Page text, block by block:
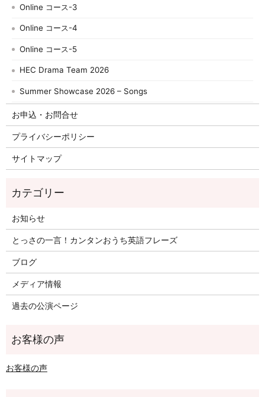
Online コース-3
Online コース-4
Online コース-5
HEC Drama Team 2026
Summer Showcase 2026 – Songs
お申込・お問合せ
プライバシーポリシー
サイトマップ
お知らせ
とっさの一言！カンタンおうち英語フレーズ
ブログ
メディア情報
過去の公演ページ
お客様の声